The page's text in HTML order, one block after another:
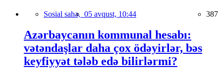
Sosial sahə, 05 avqust, 10:44 387
Azərbaycanın kommunal hesabı:
vətəndaşlar daha çox ödəyirlər, bəs
keyfiyyət tələb edə bilirlərmi?